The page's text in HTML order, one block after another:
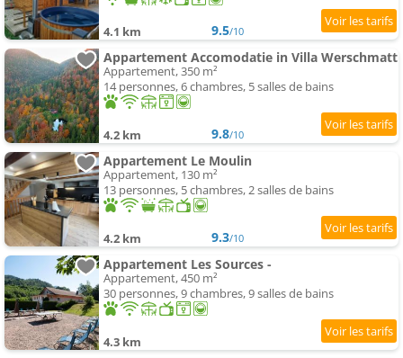
4.1 km 9.5/10
Appartement Accomodatie in Villa Werschmatt
Appartement, 350 m²
14 personnes, 6 chambres, 5 salles de bains
4.2 km 9.8/10
Appartement Le Moulin
Appartement, 130 m²
13 personnes, 5 chambres, 2 salles de bains
4.2 km 9.3/10
Appartement Les Sources -
Appartement, 450 m²
30 personnes, 9 chambres, 9 salles de bains
4.3 km